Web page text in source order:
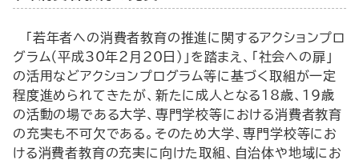
「若年者への消費者教育の推進に関するアクションプロ
グラム（平成30年２月20日）」を踏まえ、「社会への扉」
の活用などアクションプログラム等に基づく取組が一定
程度進められてきたが、新たに成人となる18歳、19歳
の活動の場である大学、専門学校等における消費者教育
の充実も不可欠である。そのため大学、専門学校等にお
ける消費者教育の充実に向けた取組、自治体や地域にお